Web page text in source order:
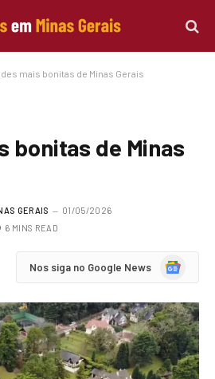
mais bonitas de Minas Gerais
bonitas de Minas
GERAIS
01/05/2026
6 MINS READ
Nos siga no Google News
Google